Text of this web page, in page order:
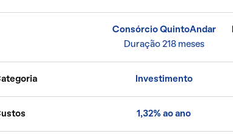
Consórcio QuintoAndar
Duração 218 meses
Investimento
1,32% ao ano